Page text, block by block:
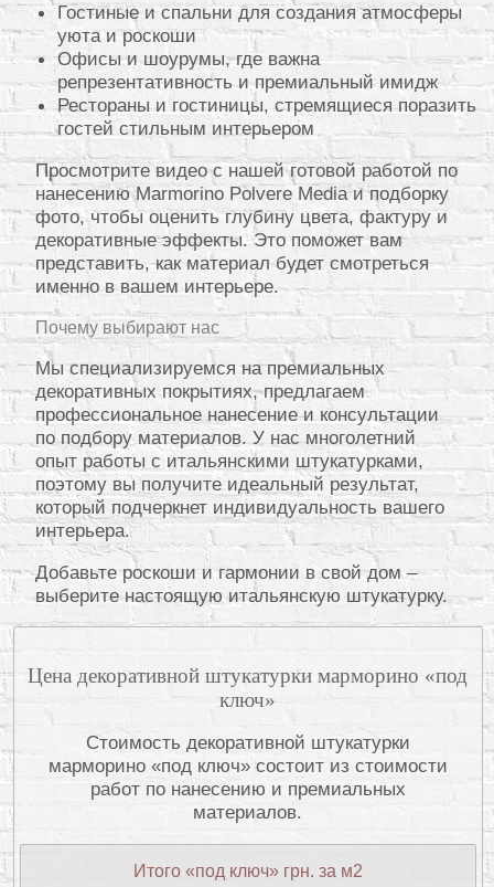
Гостиные и спальни для создания атмосферы
уюта и роскоши
Офисы и шоурумы, где важна
репрезентативность и премиальный имидж
Рестораны и гостиницы, стремящиеся поразить
гостей стильным интерьером
Просмотрите видео с нашей готовой работой по
нанесению Marmorino Polvere Media и подборку
фото, чтобы оценить глубину цвета, фактуру и
декоративные эффекты. Это поможет вам
представить, как материал будет смотреться
именно в вашем интерьере.
Почему выбирают нас
Мы специализируемся на премиальных
декоративных покрытиях, предлагаем
профессиональное нанесение и консультации
по подбору материалов. У нас многолетний
опыт работы с итальянскими штукатурками,
поэтому вы получите идеальный результат,
который подчеркнет индивидуальность вашего
интерьера.
Добавьте роскоши и гармонии в свой дом –
выберите настоящую итальянскую штукатурку.
Цена декоративной штукатурки марморино «под
ключ»
Стоимость декоративной штукатурки
марморино «под ключ» состоит из стоимости
работ по нанесению и премиальных
материалов.
Итого «под ключ» грн. за м2